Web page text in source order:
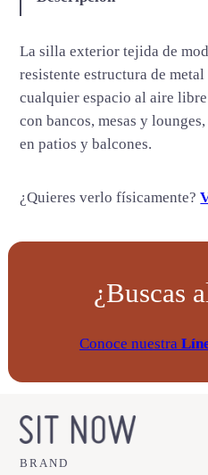
a
h
a
c
a
n
i
a
La silla exterior tejida de
resistente estructura de
cualquier espacio al aire
con bancos, mesas y
en patios y balcones.
¿Quieres verlo físicamente?
¿Buscas
Conoce nuestra
BRAND